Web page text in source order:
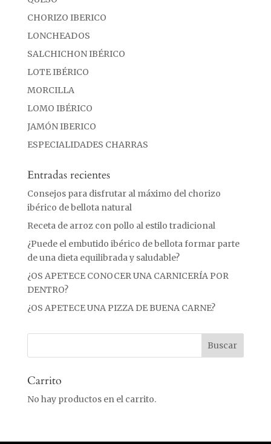
CHORIZO IBERICO
LONCHEADOS
SALCHICHON IBÉRICO
LOTE IBÉRICO
MORCILLA
LOMO IBÉRICO
JAMÓN IBERICO
ESPECIALIDADES CHARRAS
Entradas recientes
Consejos para disfrutar al máximo del chorizo
ibérico de bellota natural
Receta de arroz con pollo al estilo tradicional
¿Puede el embutido ibérico de bellota formar parte
de una dieta equilibrada y saludable?
¿OS APETECE CONOCER UNA CARNICERÍA POR
DENTRO?
¿OS APETECE UNA PIZZA DE BUENA CARNE?
Carrito
No hay productos en el carrito.